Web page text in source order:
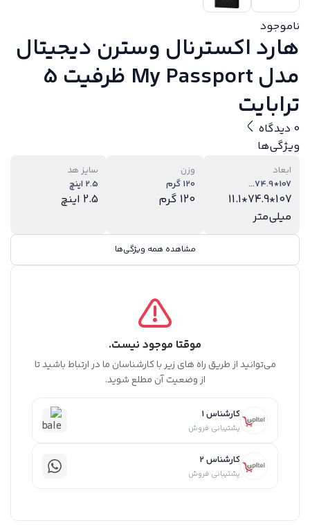
ناموجود
هارد اکسترنال وسترن دیجیتال
مدل My Passport ظرفیت 5
ترابایت
0 دیدگاه
ویژگی‌ها
ابعاد
107*74.9...
107*74.9*11.1
میلی‌متر
وزن
120 گرم
120 گرم
سایز هد
2.5 اینچ
2.5 اینچ
مشاهده همه ویژگی‌ها
موقتا موجود نیست.
می‌توانید از طریق راه های زیر با کارشناسان ما در ارتباط باشید تا
از وضعیت آن مطلع شوید.
کارشناس 1
پشتیبانی فروش
کارشناس 2
پشتیبانی فروش